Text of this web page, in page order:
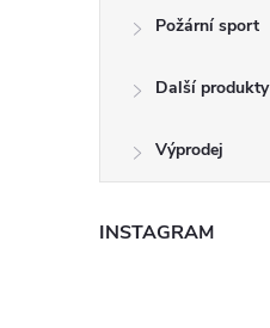
Požární sport
Další produkty
Výprodej
INSTAGRAM